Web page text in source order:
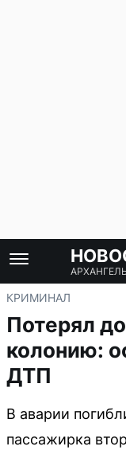
КРИМИНАЛ
Потерял
колонию:
ДТП
В аварии
пассажирка